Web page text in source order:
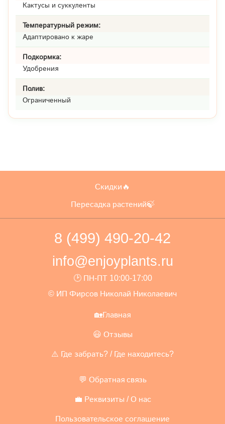
Кактусы и суккуленты
Температурный режим:
Адаптировано к жаре
Подкормка:
Удобрения
Полив:
Ограниченный
Скидки🔥
Пересадка растений🍃
8 (499) 490-20-42
info@enjoyplants.ru
🕑 ПН-ПТ 10:00-17:00
© ИП Фирсов Николай Николаевич
🏡Главная
😃 Отзывы
⚠️ Где забрать? / Где находитесь?
💬 Обратная связь
💼 Реквизиты / О нас
Пользовательское соглашение